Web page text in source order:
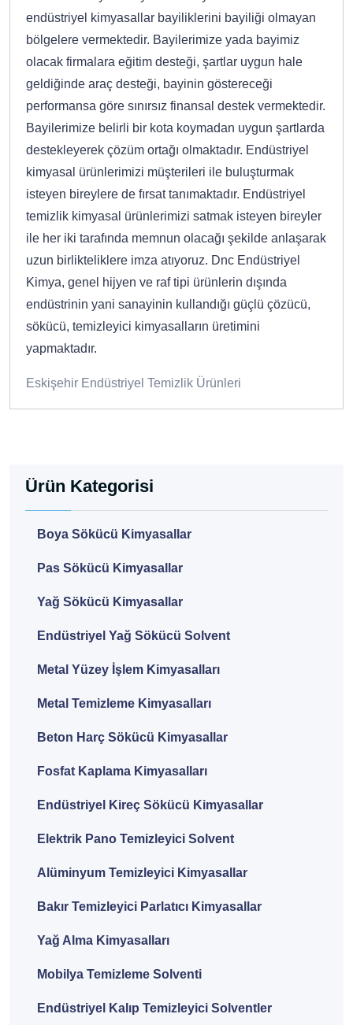
endüstriyel kimyasallar bayiliklerini bayiliği olmayan
bölgelere vermektedir. Bayilerimize yada bayimiz
olacak firmalara eğitim desteği, şartlar uygun hale
geldiğinde araç desteği, bayinin göstereceği
performansa göre sınırsız finansal destek vermektedir.
Bayilerimize belirli bir kota koymadan uygun şartlarda
destekleyerek çözüm ortağı olmaktadır. Endüstriyel
kimyasal ürünlerimizi müşterileri ile buluşturmak
isteyen bireylere de fırsat tanımaktadır. Endüstriyel
temizlik kimyasal ürünlerimizi satmak isteyen bireyler
ile her iki tarafında memnun olacağı şekilde anlaşarak
uzun birlikteliklere imza atıyoruz. Dnc Endüstriyel
Kimya, genel hijyen ve raf tipi ürünlerin dışında
endüstrinin yani sanayinin kullandığı güçlü çözücü,
sökücü, temizleyici kimyasalların üretimini
yapmaktadır.
Eskişehir Endüstriyel Temizlik Ürünleri
Ürün Kategorisi
Boya Sökücü Kimyasallar
Pas Sökücü Kimyasallar
Yağ Sökücü Kimyasallar
Endüstriyel Yağ Sökücü Solvent
Metal Yüzey İşlem Kimyasalları
Metal Temizleme Kimyasalları
Beton Harç Sökücü Kimyasallar
Fosfat Kaplama Kimyasalları
Endüstriyel Kireç Sökücü Kimyasallar
Elektrik Pano Temizleyici Solvent
Alüminyum Temizleyici Kimyasallar
Bakır Temizleyici Parlatıcı Kimyasallar
Yağ Alma Kimyasalları
Mobilya Temizleme Solventi
Endüstriyel Kalıp Temizleyici Solventler